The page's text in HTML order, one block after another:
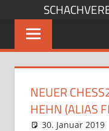
springen
NEUER
HEHN (ALIAS
30. Januar 2019